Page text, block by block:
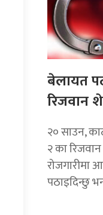
बेलायत
रिजवान
२० साउन,
२ का
रोजगारीमा
पठाइदिन्छु